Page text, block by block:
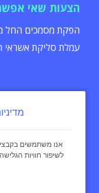
הצעות שאי
הפקת מסמכים החל מ-21
עמלת סליקת אשראי החל מ-
אנו משתמשים בקבצי
לשיפור חוויות